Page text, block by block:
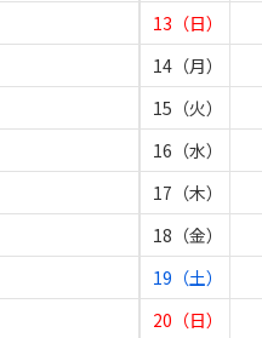
13（日）
14（月）
15（火）
16（水）
17（木）
18（金）
19（土）
20（日）